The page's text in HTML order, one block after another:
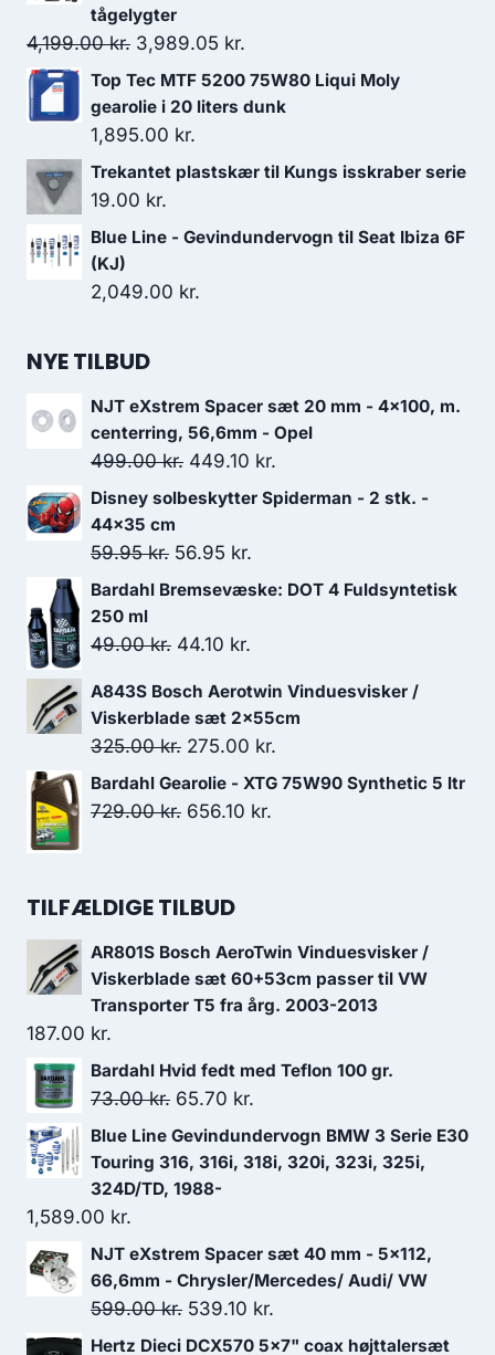
tågelygter
4,199.00kr. Den
oprindelige
pris
var:
4,199.00 kr..
3,989.05 kr.
aktuelle
pris
3,989.05 kr..
Top Tec MTF 5200 75W80 Liqui Moly
gearolie i 20 liters dunk
1,895.00 kr.
Trekantet plastskær til Kungs isskraber serie
19.00 kr.
Blue Line - Gevindundervogn til Seat Ibiza 6F
(KJ)
2,049.00 kr.
NYE TILBUD
NJT eXstrem Spacer sæt 20 mm - 4x100, m.
centerring, 56,6mm - Opel
499.00kr. Den
oprindelige
var:
499.00 kr..
449.10 kr.
aktuelle
449.10 kr..
Disney solbeskytter Spiderman - 2 stk. -
44x35 cm
59.95kr. Den
oprindelige
var:
56.95 kr.
aktuelle
Bardahl Bremsevæske: DOT 4 Fuldsyntetisk
250 ml
49.00kr. Den
pris
var:
44.10 kr.
pris
er:
A843S Bosch Aerotwin Vinduesvisker /
Viskerblade sæt 2x55cm
325.00kr. Den
oprindelige
pris
275.00 kr.
aktuelle
Bardahl Gearolie - XTG 75W90 Synthetic 5 ltr
729.00kr. Den
var:
656.10 kr.
TILFÆLDIGE TILBUD
AR801S Bosch AeroTwin Vinduesvisker /
Viskerblade sæt 60+53cm passer til VW
Transporter T5 fra årg. 2003-2013
187.00 kr.
Bardahl Hvid fedt med Teflon 100 gr.
73.00kr. Den
oprindelige
pris
var:
65.70 kr.
aktuelle
pris
Blue Line Gevindundervogn BMW 3 Serie E30
Touring 316, 316i, 318i, 320i, 323i, 325i,
324D/TD, 1988-
1,589.00 kr.
NJT eXstrem Spacer sæt 40 mm - 5x112,
66,6mm - Chrysler/Mercedes/ Audi/ VW
599.00kr. Den
oprindelige
539.10 kr.
aktuelle
Hertz Dieci DCX570 5x7" coax højttalersæt